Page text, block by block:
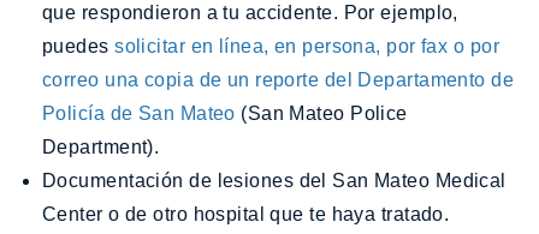
que respondieron a tu accidente. Por ejemplo,
puedessolicitar en línea, en persona, por fax o por
correo una copia de un reporte del Departamento de
Policía de San Mateo (San Mateo Police
Department).
Documentación de lesiones del San Mateo Medical
Center o de otro hospital que te haya tratado.